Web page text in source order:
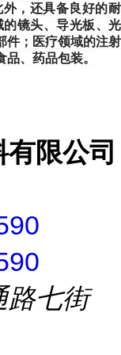
，还具备良好的耐
镜头、导光板、光
件；医疗领域的注射
、药品包装。
限公司
路七街